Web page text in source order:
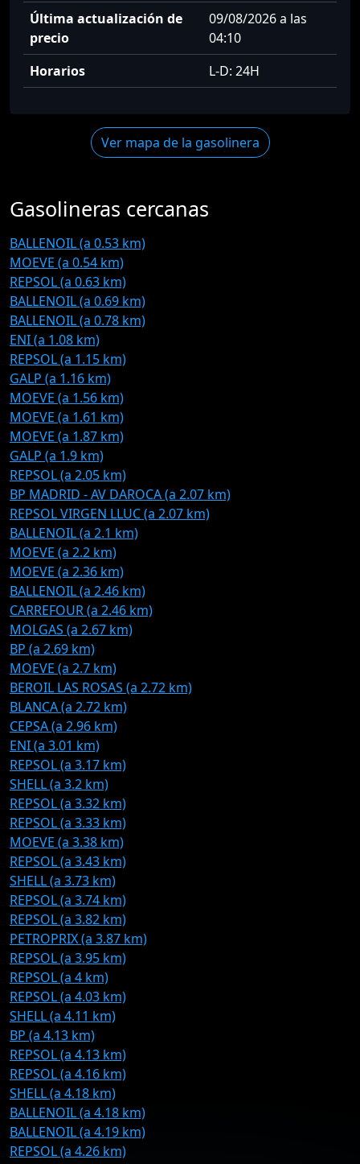
Última actualización de
precio
09/08/2026 a las
04:10
Horarios
L-D: 24H
Ver mapa de la gasolinera
Gasolineras cercanas
BALLENOIL (a 0.53 km)
MOEVE (a 0.54 km)
REPSOL (a 0.63 km)
BALLENOIL (a 0.69 km)
BALLENOIL (a 0.78 km)
ENI (a 1.08 km)
REPSOL (a 1.15 km)
GALP (a 1.16 km)
MOEVE (a 1.56 km)
MOEVE (a 1.61 km)
MOEVE (a 1.87 km)
GALP (a 1.9 km)
REPSOL (a 2.05 km)
BP MADRID - AV DAROCA (a 2.07 km)
REPSOL VIRGEN LLUC (a 2.07 km)
BALLENOIL (a 2.1 km)
MOEVE (a 2.2 km)
MOEVE (a 2.36 km)
BALLENOIL (a 2.46 km)
CARREFOUR (a 2.46 km)
MOLGAS (a 2.67 km)
BP (a 2.69 km)
MOEVE (a 2.7 km)
BEROIL LAS ROSAS (a 2.72 km)
BLANCA (a 2.72 km)
CEPSA (a 2.96 km)
ENI (a 3.01 km)
REPSOL (a 3.17 km)
SHELL (a 3.2 km)
REPSOL (a 3.32 km)
REPSOL (a 3.33 km)
MOEVE (a 3.38 km)
REPSOL (a 3.43 km)
SHELL (a 3.73 km)
REPSOL (a 3.74 km)
REPSOL (a 3.82 km)
PETROPRIX (a 3.87 km)
REPSOL (a 3.95 km)
REPSOL (a 4 km)
REPSOL (a 4.03 km)
SHELL (a 4.11 km)
BP (a 4.13 km)
REPSOL (a 4.13 km)
REPSOL (a 4.16 km)
SHELL (a 4.18 km)
BALLENOIL (a 4.18 km)
BALLENOIL (a 4.19 km)
REPSOL (a 4.26 km)